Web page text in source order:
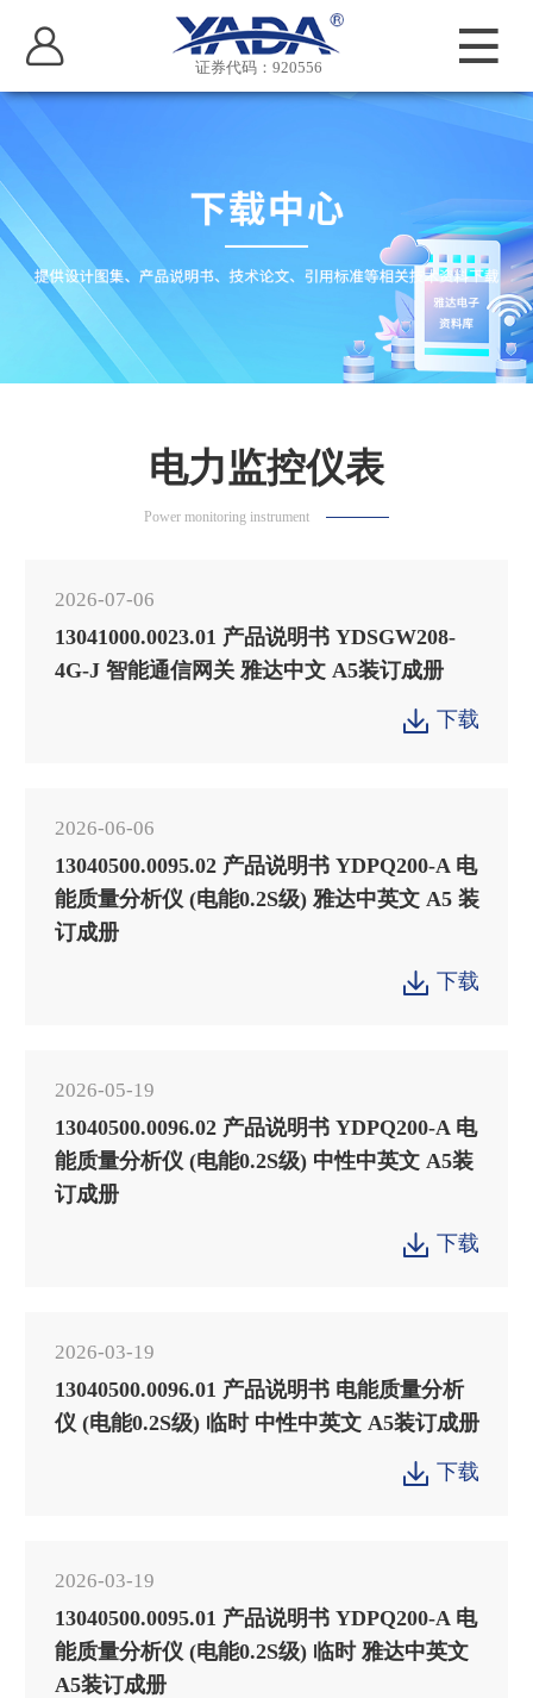
证券代码：920556
电力监控仪表
Power monitoring instrument
2026-07-06
13041000.0023.01 产品说明书 YDSGW208-
4G-J 智能通信网关 雅达中文 A5装订成册
 下载
2026-06-06
13040500.0095.02 产品说明书 YDPQ200-A 电
能质量分析仪 (电能0.2S级) 雅达中英文 A5 装
订成册
 下载
2026-05-19
13040500.0096.02 产品说明书 YDPQ200-A 电
能质量分析仪 (电能0.2S级) 中性中英文 A5装
订成册
 下载
2026-03-19
13040500.0096.01 产品说明书 电能质量分析
仪 (电能0.2S级) 临时 中性中英文 A5装订成册
 下载
2026-03-19
13040500.0095.01 产品说明书 YDPQ200-A 电
能质量分析仪 (电能0.2S级) 临时 雅达中英文
A5装订成册